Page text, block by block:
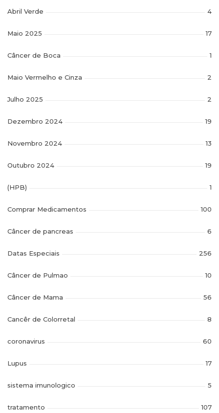
Abril Verde 4
Maio 2025 17
Câncer de Boca 1
Maio Vermelho e Cinza 2
Julho 2025 2
Dezembro 2024 19
Novembro 2024 13
Outubro 2024 19
(HPB) 1
Comprar Medicamentos 100
Câncer de pancreas 6
Datas Especiais 256
Câncer de Pulmao 10
Câncer de Mama 56
Cancêr de Colorretal 8
coronavirus 60
Lupus 17
sistema imunologico 5
tratamento 107